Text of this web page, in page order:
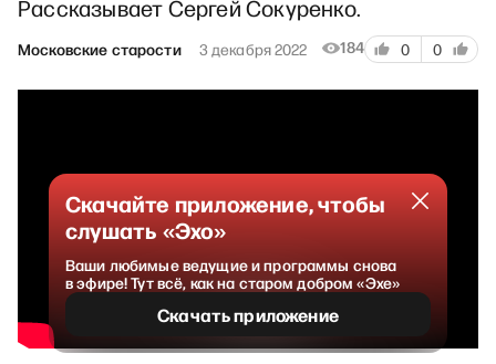
Рассказывает Сергей Сокуренко.
Московские старости 3 декабря 2022 184 0 0
Скачайте приложение, чтобы
слушать «Эхо»
Ваши любимые ведущие и программы снова
в эфире! Тут всё, как на старом добром «Эхе»
Скачать приложение